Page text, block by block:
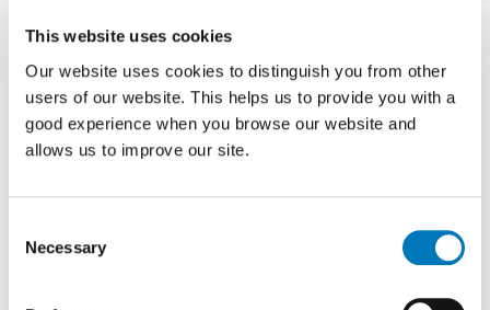
This website uses cookies
Our website uses cookies to distinguish you from other
users of our website. This helps us to provide you with a
good experience when you browse our website and
allows us to improve our site.
Selection
Necessary
som möjligt och
löpande
justeringar vid
behov.
eller är mest
praktisk för dig.
Om du har en
rätt kompetens.